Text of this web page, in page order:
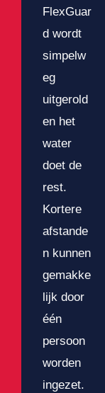
FlexGuar
d wordt
simpelw
eg
uitgerold
en het
water
doet de
rest.
Kortere
afstande
n kunnen
gemakke
lijk door
één
persoon
worden
ingezet.